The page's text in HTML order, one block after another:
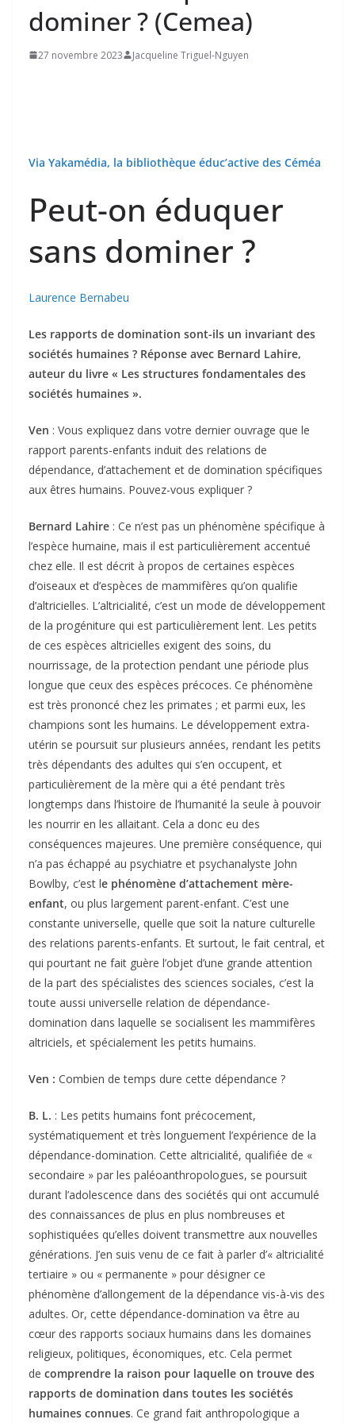
dominer ? (Cemea)
27 novembre 2023 Jacqueline Triguel-Nguyen
Via Yakamédia, la bibliothèque éduc’active des Céméa
Peut-on éduquer
sans dominer ?
Laurence Bernabeu
Les rapports de domination sont-ils un invariant des
sociétés humaines ? Réponse avec Bernard Lahire,
auteur du livre « Les structures fondamentales des
sociétés humaines ».
Ven : Vous expliquez dans votre dernier ouvrage que le
rapport parents-enfants induit des relations de
dépendance, d’attachement et de domination spécifiques
aux êtres humains. Pouvez-vous expliquer ?
Bernard Lahire : Ce n’est pas un phénomène spécifique à
l’espèce humaine, mais il est particulièrement accentué
chez elle. Il est décrit à propos de certaines espèces
d’oiseaux et d’espèces de mammifères qu’on qualifie
d’altricielles. L’altricialité, c’est un mode de développement
de la progéniture qui est particulièrement lent. Les petits
de ces espèces altricielles exigent des soins, du
nourrissage, de la protection pendant une période plus
longue que ceux des espèces précoces. Ce phénomène
est très prononcé chez les primates ; et parmi eux, les
champions sont les humains. Le développement extra-
utérin se poursuit sur plusieurs années, rendant les petits
très dépendants des adultes qui s’en occupent, et
particulièrement de la mère qui a été pendant très
longtemps dans l’histoire de l’humanité la seule à pouvoir
les nourrir en les allaitant. Cela a donc eu des
conséquences majeures. Une première conséquence, qui
n’a pas échappé au psychiatre et psychanalyste John
Bowlby, c’est le phénomène d’attachement mère-
enfant, ou plus largement parent-enfant. C’est une
constante universelle, quelle que soit la nature culturelle
des relations parents-enfants. Et surtout, le fait central, et
qui pourtant ne fait guère l’objet d’une grande attention
de la part des spécialistes des sciences sociales, c’est la
toute aussi universelle relation de dépendance-
domination dans laquelle se socialisent les mammifères
altriciels, et spécialement les petits humains.
Ven : Combien de temps dure cette dépendance ?
B. L. : Les petits humains font précocement,
systématiquement et très longuement l’expérience de la
dépendance-domination. Cette altricialité, qualifiée de «
secondaire » par les paléoanthropologues, se poursuit
durant l’adolescence dans des sociétés qui ont accumulé
des connaissances de plus en plus nombreuses et
sophistiquées qu’elles doivent transmettre aux nouvelles
générations. J’en suis venu de ce fait à parler d’« altricialité
tertiaire » ou « permanente » pour désigner ce
phénomène d’allongement de la dépendance vis-à-vis des
adultes. Or, cette dépendance-domination va être au
cœur des rapports sociaux humains dans les domaines
religieux, politiques, économiques, etc. Cela permet
de comprendre la raison pour laquelle on trouve des
rapports de domination dans toutes les sociétés
humaines connues. Ce grand fait anthropologique a